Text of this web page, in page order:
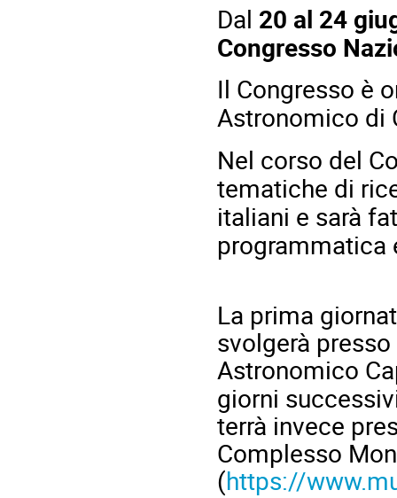
Dal 20 al 24
Congresso
Il Congresso è
Astronomico di
Nel corso del
tematiche di
italiani e sarà
La prima
svolgerà presso
Astronomico
giorni
terrà invece
Complesso
(https://